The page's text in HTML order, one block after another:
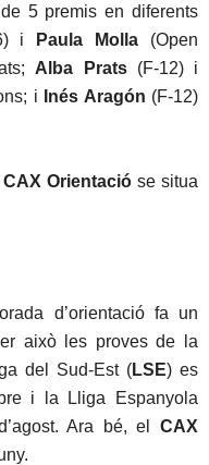
5 premis en diferents
i Paula Molla (Open
Alba Prats(F-12) i
i Inés Aragón (F-12)
CAX Orientacióse situa
d’orientació fa un
això les proves de la
del Sud-Est (LSE) es
i la Lliga Espanyola
Ara bé, el CAX